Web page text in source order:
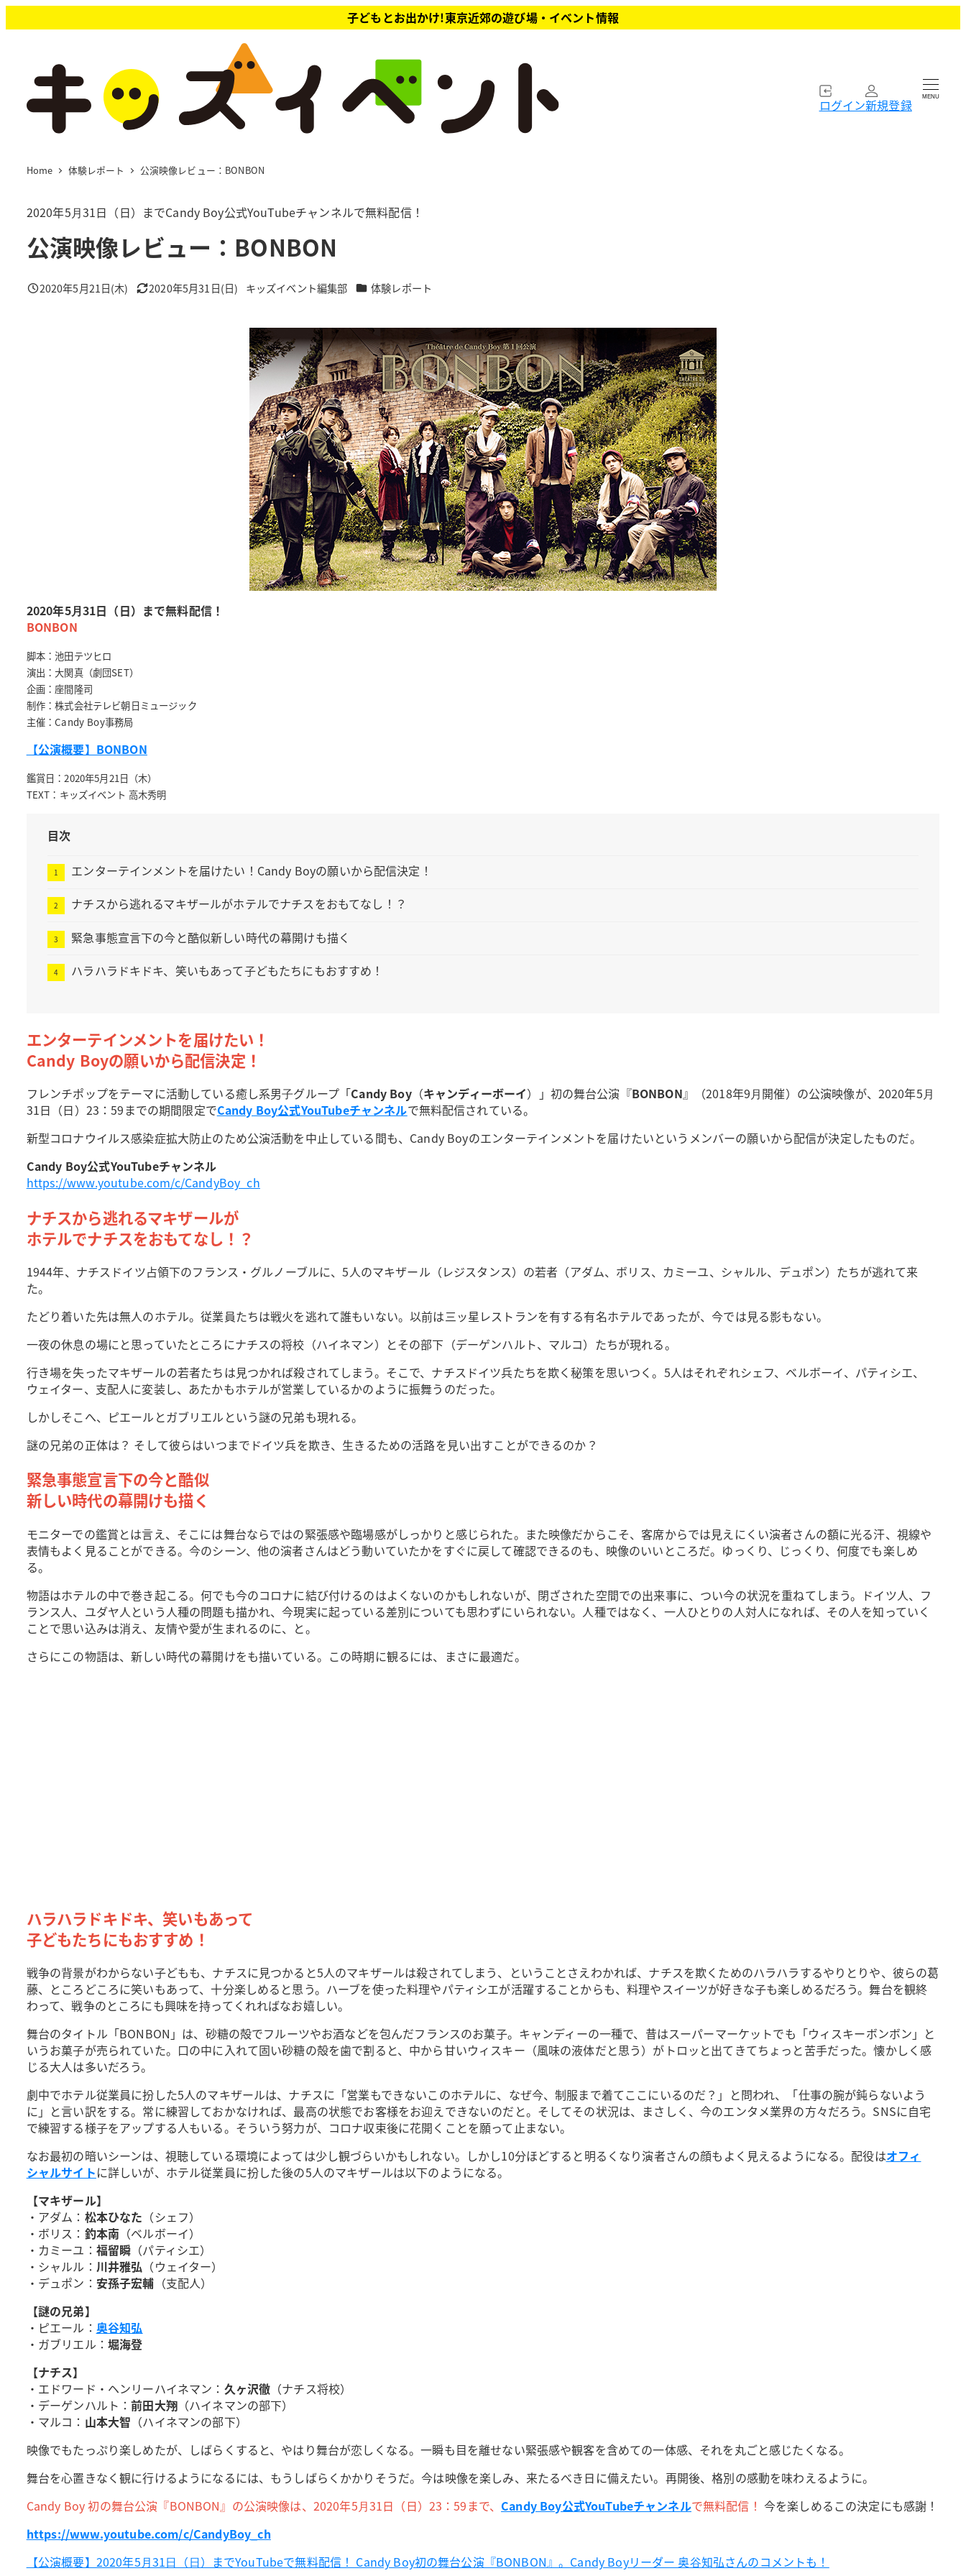
イ
子どもとお出かけ!東京近郊の遊び場・イベント情報
ログイン新規登録 MENU
Home 体験レポート 公演映像レビュー：BONBON
2020年5⽉31日（日）までCandy Boy公式YouTubeチャンネルで無料配信！
公演映像レビュー：BONBON
投稿日
2020年5月21日(木) 更新日
2020年5月31日(日)
著
キッズイベント編集部 カテゴリー
体験レポート
2020年5⽉31日（日）まで無料配信！
BONBON
脚本：池田テツヒロ
演出：大関真（劇団SET）
企画：座間隆司
制作：株式会社テレビ朝日ミュージック
主催：Candy Boy事務局
【公演概要】BONBON
鑑賞日：2020年5月21日（木）
TEXT：キッズイベント 高木秀明
目次
エンターテインメントを届けたい！Candy Boyの願いから配信決定！
ナチスから逃れるマキザールがホテルでナチスをおもてなし！？
緊急事態宣言下の今と酷似新しい時代の幕開けも描く
ハラハラドキドキ、笑いもあって子どもたちにもおすすめ！
エンターテインメントを届けたい！
Candy Boyの願いから配信決定！
フレンチポップをテーマに活動している癒し系男⼦グループ「Candy Boy（キャンディーボーイ）」初の舞台公演『BONBON』（2018年9⽉開催）の公演映像が、2020年5⽉
31日（日）23：59までの期間限定でCandy Boy公式YouTubeチャンネルで無料配信されている。
新型コロナウイルス感染症拡大防止のため公演活動を中止している間も、Candy Boyのエンターテインメントを届けたいというメンバーの願いから配信が決定したものだ。
Candy Boy公式YouTubeチャンネル
https://www.youtube.com/c/CandyBoy_ch
ナチスから逃れるマキザールが
ホテルでナチスをおもてなし！？
1944年、ナチスドイツ占領下のフランス・グルノーブルに、5人のマキザール（レジスタンス）の若者（アダム、ボリス、カミーユ、シャルル、デュポン）たちが逃れて来
た。
たどり着いた先は無人のホテル。従業員たちは戦火を逃れて誰もいない。以前は三ッ星レストランを有する有名ホテルであったが、今では見る影もない。
一夜の休息の場にと思っていたところにナチスの将校（ハイネマン）とその部下（デーゲンハルト、マルコ）たちが現れる。
行き場を失ったマキザールの若者たちは見つかれば殺されてしまう。そこで、ナチスドイツ兵たちを欺く秘策を思いつく。5人はそれぞれシェフ、ベルボーイ、パティシエ、
ウェイター、支配人に変装し、あたかもホテルが営業しているかのように振舞うのだった。
しかしそこへ、ピエールとガブリエルという謎の兄弟も現れる。
謎の兄弟の正体は？ そして彼らはいつまでドイツ兵を欺き、生きるための活路を見い出すことができるのか？
緊急事態宣言下の今と酷似
新しい時代の幕開けも描く
モニターでの鑑賞とは言え、そこには舞台ならではの緊張感や臨場感がしっかりと感じられた。また映像だからこそ、客席からでは見えにくい演者さんの額に光る汗、視線や
表情もよく見ることができる。今のシーン、他の演者さんはどう動いていたかをすぐに戻して確認できるのも、映像のいいところだ。ゆっくり、じっくり、何度でも楽しめ
る。
物語はホテルの中で巻き起こる。何でも今のコロナに結び付けるのはよくないのかもしれないが、閉ざされた空間での出来事に、つい今の状況を重ねてしまう。ドイツ人、フ
ランス人、ユダヤ人という人種の問題も描かれ、今現実に起っている差別についても思わずにいられない。人種ではなく、一人ひとりの人対人になれば、その人を知っていく
ことで思い込みは消え、友情や愛が生まれるのに、と。
さらにこの物語は、新しい時代の幕開けをも描いている。この時期に観るには、まさに最適だ。
ハラハラドキドキ、笑いもあって
子どもたちにもおすすめ！
戦争の背景がわからない子どもも、ナチスに見つかると5人のマキザールは殺されてしまう、ということさえわかれば、ナチスを欺くためのハラハラするやりとりや、彼らの葛
藤、ところどころに笑いもあって、十分楽しめると思う。ハーブを使った料理やパティシエが活躍することからも、料理やスイーツが好きな子も楽しめるだろう。舞台を観終
わって、戦争のところにも興味を持ってくれればなお嬉しい。
舞台のタイトル「BONBON」は、砂糖の殻でフルーツやお酒などを包んだフランスのお菓子。キャンディーの一種で、昔はスーパーマーケットでも「ウィスキーボンボン」と
いうお菓子が売られていた。口の中に入れて固い砂糖の殻を歯で割ると、中から甘いウィスキー（風味の液体だと思う）がトロッと出てきてちょっと苦手だった。懐かしく感
じる大人は多いだろう。
劇中でホテル従業員に扮した5人のマキザールは、ナチスに「営業もできないこのホテルに、なぜ今、制服まで着てここにいるのだ？」と問われ、「仕事の腕が鈍らないよう
に」と言い訳をする。常に練習しておかなければ、最高の状態でお客様をお迎えできないのだと。そしてその状況は、まさしく、今のエンタメ業界の方々だろう。SNSに自宅
で練習する様子をアップする人もいる。そういう努力が、コロナ収束後に花開くことを願って止まない。
なお最初の暗いシーンは、視聴している環境によっては少し観づらいかもしれない。しかし10分ほどすると明るくなり演者さんの顔もよく見えるようになる。配役はオフィ
シャルサイトに詳しいが、ホテル従業員に扮した後の5人のマキザールは以下のようになる。
【マキザール】
・アダム： 松本ひなた （シェフ）
・ボリス： 釣本南 （ベルボーイ）
・カミーユ： 福留瞬 （パティシエ）
・シャルル： 川井雅弘 （ウェイター）
・デュポン： 安孫子宏輔 （支配人）
【謎の兄弟】
・ピエール： 奥谷知弘
・ガブリエル： 堀海登
【ナチス】
・エドワード・ヘンリーハイネマン： 久ヶ沢徹 （ナチス将校）
・デーゲンハルト：前田大翔（ハイネマンの部下）
・マルコ： 山本大智 （ハイネマンの部下）
映像でもたっぷり楽しめたが、しばらくすると、やはり舞台が恋しくなる。一瞬も目を離せない緊張感や観客を含めての一体感、それを丸ごと感じたくなる。
舞台を心置きなく観に行けるようになるには、もうしばらくかかりそうだ。今は映像を楽しみ、来たるべき日に備えたい。再開後、格別の感動を味わえるように。
Candy Boy 初の舞台公演『BONBON』の公演映像は、2020年5⽉31日（日）23：59まで、 Candy Boy公式YouTubeチャンネルで無料配信！ 今を楽しめるこの決定にも感謝！
https://www.youtube.com/c/CandyBoy_ch
【公演概要】2020年5⽉31⽇（⽇）までYouTubeで無料配信！ Candy Boy初の舞台公演『BONBON』。Candy Boyリーダー 奥⾕知弘さんのコメントも！